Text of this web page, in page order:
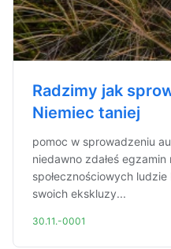
Radzimy jak
Niemiec taniej
pomoc w sprowadzeniu
niedawno zdałeś egzamin
społecznościowych
swoich ekskluzy...
30.11.-0001